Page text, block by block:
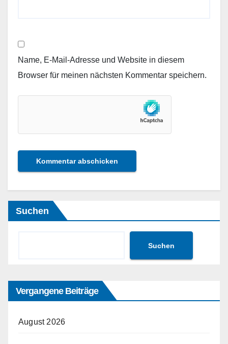
Name, E-Mail-Adresse und Website in diesem
Browser für meinen nächsten Kommentar speichern.
Suchen
Suchen
Vergangene Beiträge
August 2026